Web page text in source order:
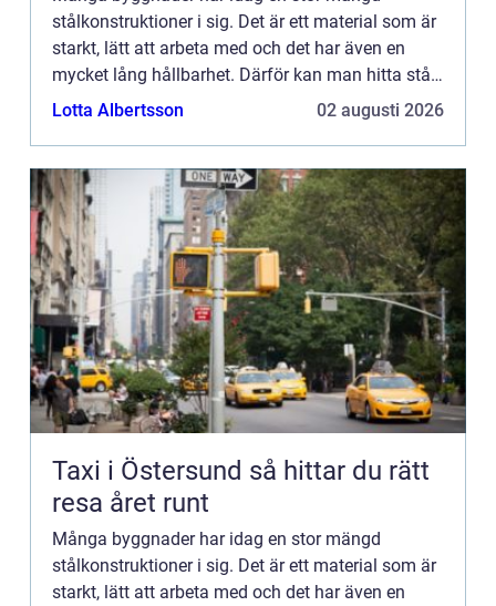
stålkonstruktioner i sig. Det är ett material som är
starkt, lätt att arbeta med och det har även en
mycket lång hållbarhet. Därför kan man hitta stål i
konstruktionen på lite olika platser och inom olika
Lotta Albertsson 02 augusti 2026
Taxi i Östersund så hittar du rätt
resa året runt
Många byggnader har idag en stor mängd
stålkonstruktioner i sig. Det är ett material som är
starkt, lätt att arbeta med och det har även en